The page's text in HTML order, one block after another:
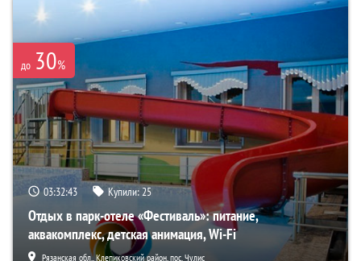
до 30%
03:32:42 Купили:25
Отдых в парк-отеле «Фестиваль»: питание,
аквакомплекс, детская анимация, Wi-Fi
Рязанская обл., Клепиковский район, пос. Чулис